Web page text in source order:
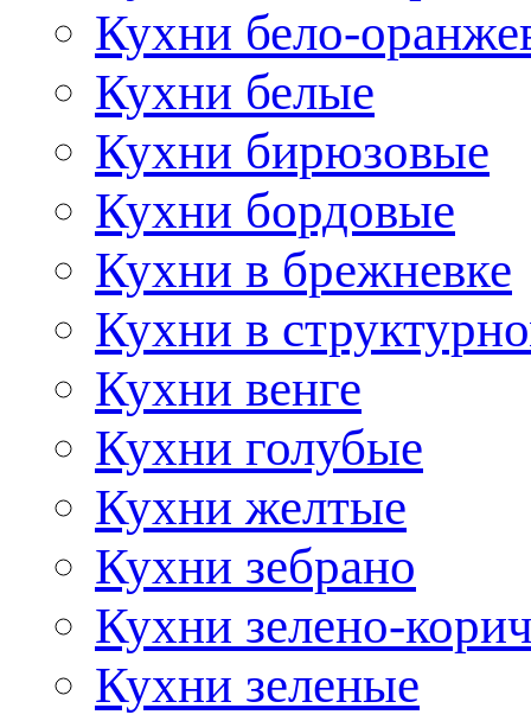
Кухни бело-
Кухни белые
Кухни бирюзовые
Кухни бордовые
Кухни в брежневке
Кухни в
Кухни венге
Кухни голубые
Кухни желтые
Кухни зебрано
Кухни зелено-
Кухни зеленые